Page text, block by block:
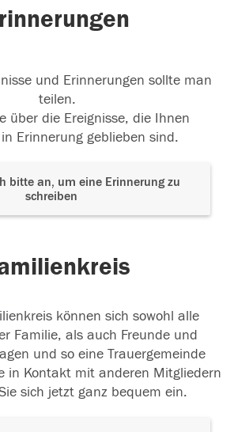
und Erinnerungen sollte man
teilen.
über die Ereignisse, die Ihnen
Erinnerung geblieben sind.
bitte an, um eine Erinnerung zu
schreiben
können sich sowohl alle
Familie, als auch Freunde und
und so eine Trauergemeinde
in Kontakt mit anderen Mitgliedern
sich jetzt ganz bequem ein.